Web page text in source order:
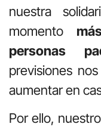
nuestra
momento
personas
previsiones
aumentar en
Por ello,